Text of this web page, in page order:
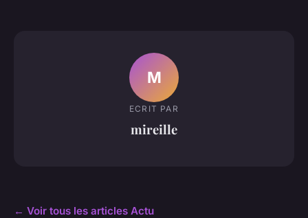
M
ECRIT PAR
mireille
← Voir tous les articles Actu